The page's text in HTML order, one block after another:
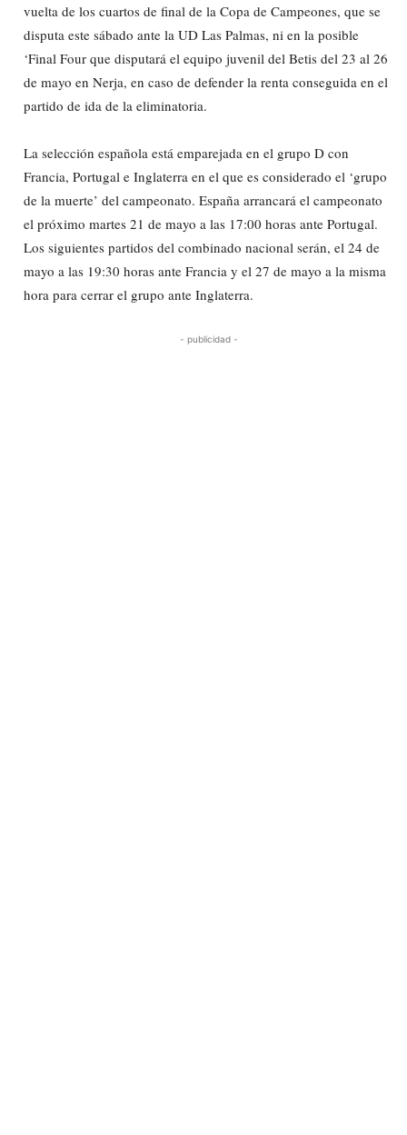
vuelta de los cuartos de final de la Copa de Campeones, que se
disputa este sábado ante la UD Las Palmas, ni en la posible
‘Final Four que disputará el equipo juvenil del Betis del 23 al 26
de mayo en Nerja, en caso de defender la renta conseguida en el
partido de ida de la eliminatoria.
La selección española está emparejada en el grupo D con
Francia, Portugal e Inglaterra en el que es considerado el ‘grupo
de la muerte’ del campeonato. España arrancará el campeonato
el próximo martes 21 de mayo a las 17:00 horas ante Portugal.
Los siguientes partidos del combinado nacional serán, el 24 de
mayo a las 19:30 horas ante Francia y el 27 de mayo a la misma
hora para cerrar el grupo ante Inglaterra.
- publicidad -